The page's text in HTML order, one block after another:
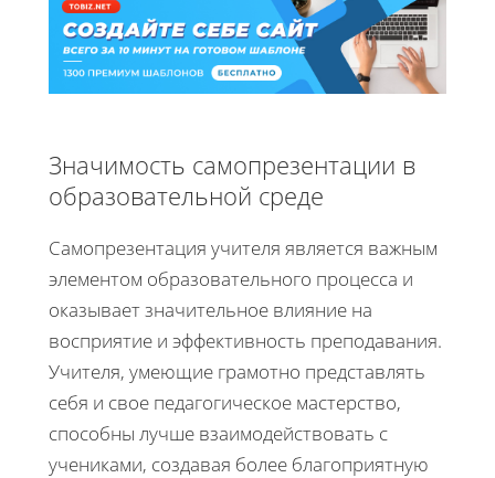
Значимость самопрезентации в
образовательной среде
Самопрезентация учителя является важным
элементом образовательного процесса и
оказывает значительное влияние на
восприятие и эффективность преподавания.
Учителя, умеющие грамотно представлять
себя и свое педагогическое мастерство,
способны лучше взаимодействовать с
учениками, создавая более благоприятную